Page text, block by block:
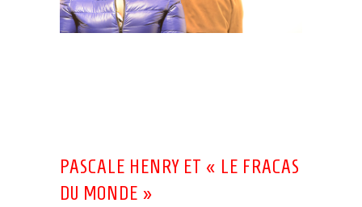
PASCALE HENRY ET « LE FRACAS
DU MONDE »